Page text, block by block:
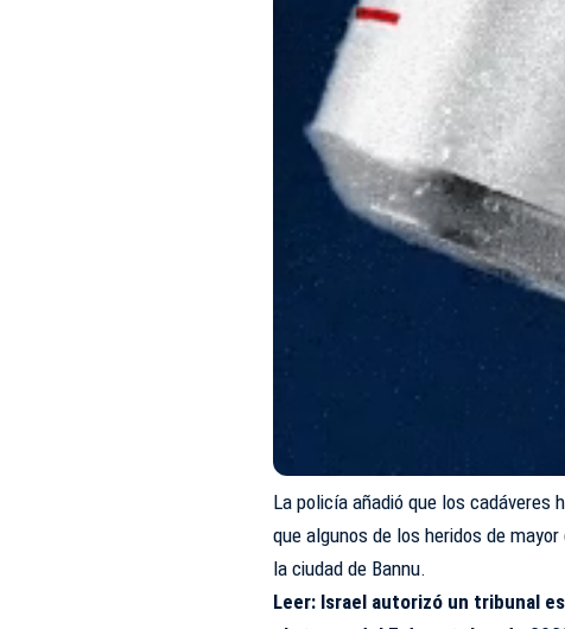
La policía añadió que los cadáveres
que algunos de los heridos de
la ciudad de Bannu.
Leer: Israel autorizó un tribunal